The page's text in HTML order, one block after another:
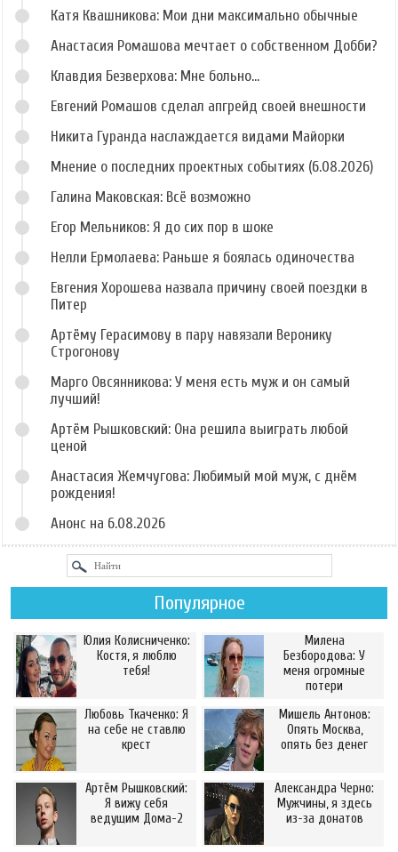
Катя Квашникова: Мои дни максимально обычные
Анастасия Ромашова мечтает о собственном Добби?
Клавдия Безверхова: Мне больно...
Евгений Ромашов сделал апгрейд своей внешности
Никита Гуранда наслаждается видами Майорки
Мнение о последних проектных событиях (6.08.2026)
Галина Маковская: Всё возможно
Егор Мельников: Я до сих пор в шоке
Нелли Ермолаева: Раньше я боялась одиночества
Евгения Хорошева назвала причину своей поездки в
Питер
Артёму Герасимову в пару навязали Веронику
Строгонову
Марго Овсянникова: У меня есть муж и он самый
лучший!
Артём Рышковский: Она решила выиграть любой
ценой
Анастасия Жемчугова: Любимый мой муж, с днём
рождения!
Анонс на 6.08.2026
Популярное
Юлия Колисниченко:
Костя, я люблю
тебя!
Милена
Безбородова: У
меня огромные
потери
Любовь Ткаченко: Я
на себе не ставлю
крест
Мишель Антонов:
Опять Москва,
опять без денег
Артём Рышковский:
Я вижу себя
ведущим Дома-2
Александра Черно:
Мужчины, я здесь
из-за донатов